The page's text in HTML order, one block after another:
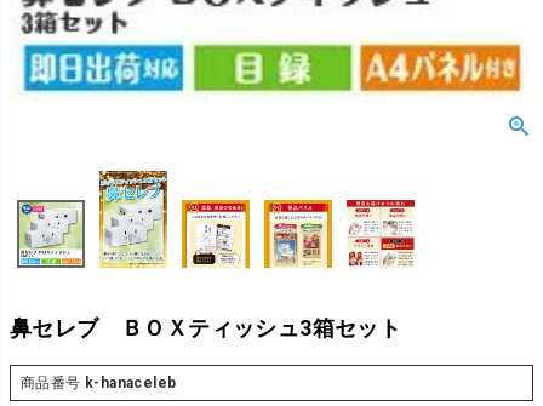
鼻セレブ ＢＯＸティッシュ3箱セット
商品番号 k-hanaceleb